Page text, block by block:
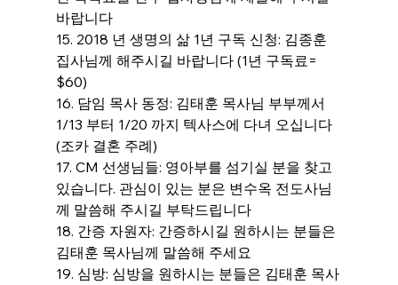
바랍니다
15. 2018 년 생명의 삶 1년 구독 신청: 김종훈
집사님께 해주시길 바랍니다 (1년 구독료=
$60)
16. 담임 목사 동정: 김태훈 목사님 부부께서
1/13 부터 1/20 까지 텍사스에 다녀 오십니다
(조카 결혼 주례)
17. CM 선생님들: 영아부를 섬기실 분을 찾고
있습니다. 관심이 있는 분은 변수옥 전도사님
께 말씀해 주시길 부탁드립니다
18. 간증 자원자: 간증하시길 원하시는 분들은
김태훈 목사님께 말씀해 주세요
19. 심방: 심방을 원하시는 분들은 김태훈 목사